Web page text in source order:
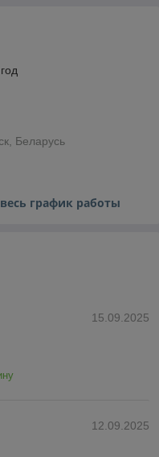
Беларусь
график работы
15.09.2025
12.09.2025